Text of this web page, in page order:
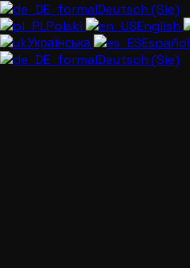
Deutsch (Sie)
Polski
English
Українська
Español
Deutsch (Sie)